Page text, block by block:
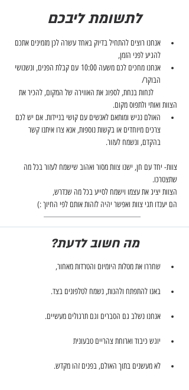
לתשומת ליבכם
אנחנו רוצים להתחיל בדיוק באחד עשרה לכן מזמינים אתכם
להגיע לפני הזמן,
אנחנו מחכים לכם משעה 10:00 עם קבלת הפנים, ונשנושי
הבוקר/
	לנחות בנחת, לספוג את האווירה של המקום, להכיר את
הצוות ואותי ולתפוס מקום.
האולם נגיש ומותאם לאנשים עם קושי בניידות. אם יש לכם
צרכים מיוחדים או בקשות נוספות, אנא צרו איתנו קשר
בהקדם, ונשמח לעזור.
צוות- יחד עם חן, ישנו צוות מסור ואהוב שישמח לעזור בכל מה
שתצטרכו.
הצוות יציג את עצמו וישמח לסייע בכל מה שנדרש,
הם יענדו תגי צוות ואפשר יהיה לזהות אותם לפי החיוך :)
מה חשוב לדעת?
שחררו את מטלות היומיום והטרדות מאחור,
באנו להתפתח ולהנות, נשמח לטלפונים בצד.
אנחנו נשלב גם הסברים וגם תרגולים מעשיים.
יוגש כיבוד וארוחת צהריים טבעונית
לא מעשנים בתוך האולם, בפנים זהו מקדש.